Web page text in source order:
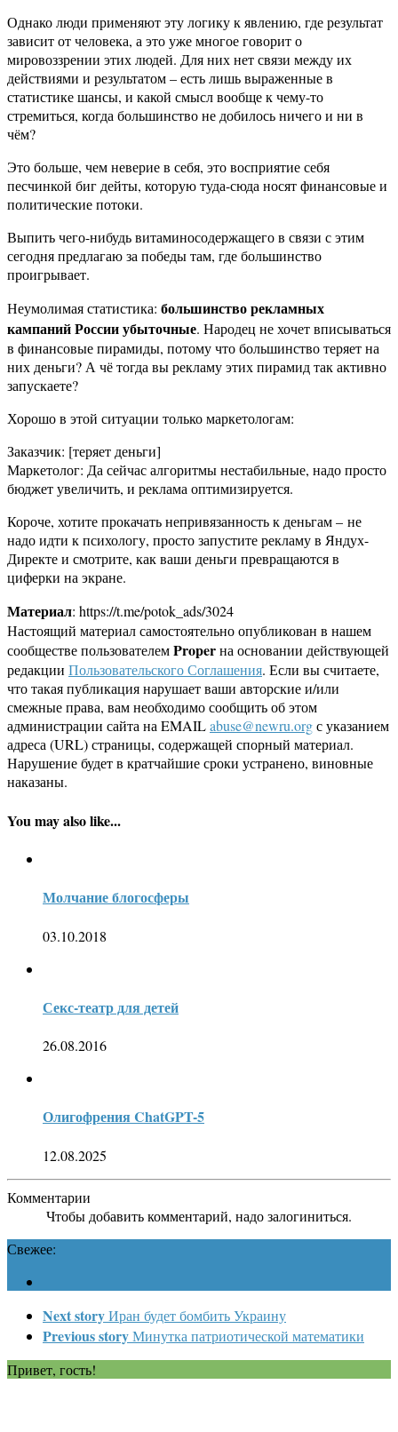
Однако люди применяют эту логику к явлению, где результат
зависит от человека, а это уже многое говорит о
мировоззрении этих людей. Для них нет связи между их
действиями и результатом – есть лишь выраженные в
статистике шансы, и какой смысл вообще к чему-то
стремиться, когда большинство не добилось ничего и ни в
чём?
Это больше, чем неверие в себя, это восприятие себя
песчинкой биг дейты, которую туда-сюда носят финансовые и
политические потоки.
Выпить чего-нибудь витаминосодержащего в связи с этим
сегодня предлагаю за победы там, где большинство
проигрывает.
Неумолимая статистика: большинство рекламных
кампаний России убыточные. Народец не хочет вписываться
в финансовые пирамиды, потому что большинство теряет на
них деньги? А чё тогда вы рекламу этих пирамид так активно
запускаете?
Хорошо в этой ситуации только маркетологам:
Заказчик: [теряет деньги]
Маркетолог: Да сейчас алгоритмы нестабильные, надо просто
бюджет увеличить, и реклама оптимизируется.
Короче, хотите прокачать непривязанность к деньгам – не
надо идти к психологу, просто запустите рекламу в Яндух-
Директе и смотрите, как ваши деньги превращаются в
циферки на экране.
Материал: https://t.me/potok_ads/3024
Настоящий материал самостоятельно опубликован в нашем
сообществе пользователемProperна основании действующей
редакции Пользовательского Соглашения. Если вы считаете,
что такая публикация нарушает ваши авторские и/или
смежные права, вам необходимо сообщить об этом
администрации сайта на EMAILabuse@newru.orgс указанием
адреса (URL) страницы, содержащей спорный материал.
Нарушение будет в кратчайшие сроки устранено, виновные
наказаны.
You may also like...
Молчание блогосферы
03.10.2018
Секс-театр для детей
26.08.2016
Олигофрения ChatGPT-5
12.08.2025
Комментарии
Чтобы добавить комментарий, надо залогиниться.
Свежее:
Next storyИран будет бомбить Украину
Previous storyМинутка патриотической математики
Привет, гость!